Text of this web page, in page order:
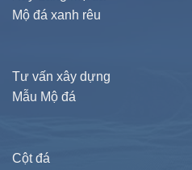
Mộ đá xanh rêu
Tư vấn xây dựng
Mẫu Mộ đá
Cột đá